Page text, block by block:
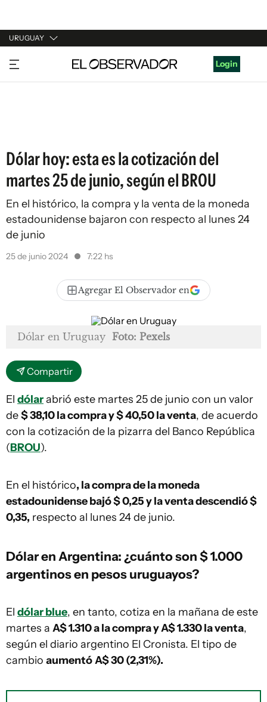
URUGUAY
URUGUAY
ARGENTINA
Login
Dólar hoy: esta es la cotización del
martes 25 de junio, según el BROU
En el histórico, la compra y la venta de la moneda
estadounidense bajaron con respecto al lunes 24
de junio
25 de junio 2024 7:22 hs
Agregar El Observador en
Dólar en Uruguay Foto: Pexels
Compartir
El dólarabrió este martes 25 de junio con un valor
de$ 38,10 la compra y $ 40,50 la venta, de acuerdo
con la cotización de la pizarra del Banco República
(BROU).
En el histórico, la compra de la moneda
estadounidense bajó $ 0,25 y la venta descendió $
0,35, respecto al lunes 24 de junio.
Dólar en Argentina: ¿cuánto son $ 1.000
argentinos en pesos uruguayos?
El dólar blue, en tanto, cotiza en la mañana de este
martes a A$ 1.310 a la compra y A$ 1.330 la venta,
según el diario argentino El Cronista. El tipo de
cambio aumentóA$ 30 (2,31%).